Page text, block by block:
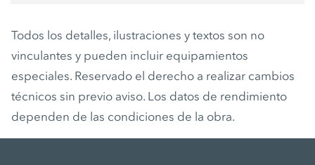
Todos los detalles, ilustraciones y textos son no
vinculantes y pueden incluir equipamientos
especiales. Reservado el derecho a realizar cambios
técnicos sin previo aviso. Los datos de rendimiento
dependen de las condiciones de la obra.